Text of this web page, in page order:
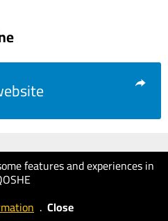
features and experiences in
. Close